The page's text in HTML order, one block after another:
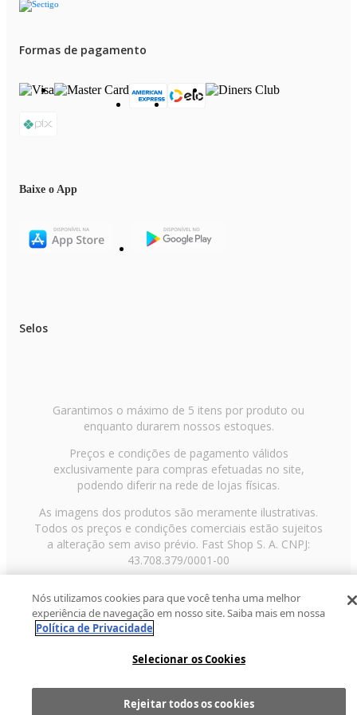
Formas de pagamento
Baixe o App
Selos
Garantimos o máximo de 5 itens por produto ou
enquanto durarem nossos estoques.
Preços e condições de pagamento válidos
exclusivamente para compras efetuadas no site,
podendo diferir na rede de lojas físicas.
As imagens dos produtos são meramente ilustrativas.
Todos os preços e condições comerciais estão sujeitos
a alteração sem aviso prévio. Fast Shop S. A. CNPJ:
43.708.379/0001-00
Paulo/SP, CEP 02029-001, Telefone: 11 3003-3728 ©
2013 Fast Shop - Todos os direitos reservadosRF
Nós utilizamos cookies para que você tenha uma melhor
experiência de navegação em nosso site. Saiba mais em nossa
Política de Privacidade
Selecionar os Cookies
Rejeitar todos os cookies